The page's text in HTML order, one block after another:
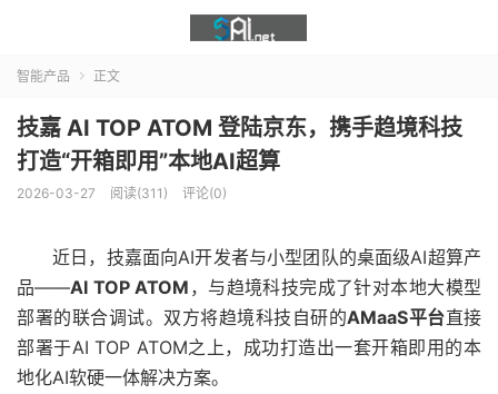
智能产品  正文
技嘉 AI TOP ATOM 登陆京东，携手趋境科技
打造“开箱即用”本地AI超算
2026-03-27 阅读(311) 评论(0)
近日，技嘉面向AI开发者与小型团队的桌面级AI超算产
品——AI TOP ATOM ，与趋境科技完成了针对本地大模型
部署的联合调试。双方将趋境科技自研的AMaaS平台直接
部署于AI TOP ATOM之上，成功打造出一套开箱即用的本
地化AI软硬一体解决方案。